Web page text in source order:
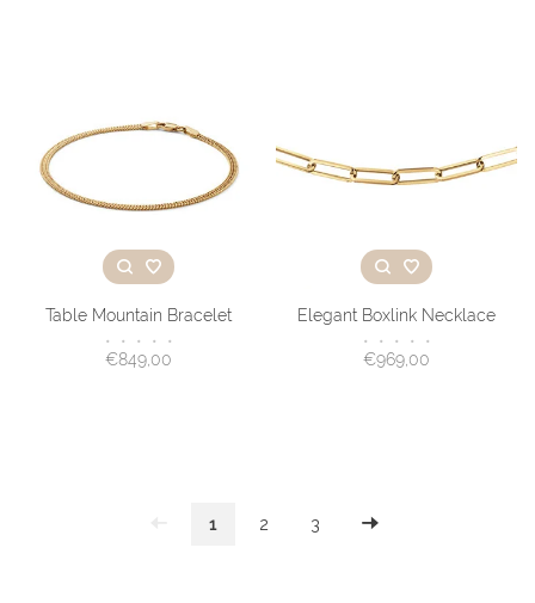
Table Mountain Bracelet
• • • • •
€849,00
Elegant Boxlink Necklace
• • • • •
€969,00
1 2 3